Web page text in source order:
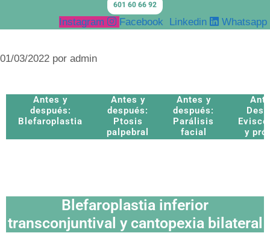
601 60 66 92
Instagram Facebook Linkedin Whatsapp
01/03/2022 por admin
Antes y
después:
Blefaroplastia
Antes y
después:
Ptosis
palpebral
Antes y
después:
Parálisis
facial
y
Blefaroplastia inferior
transconjuntival y cantopexia bilateral